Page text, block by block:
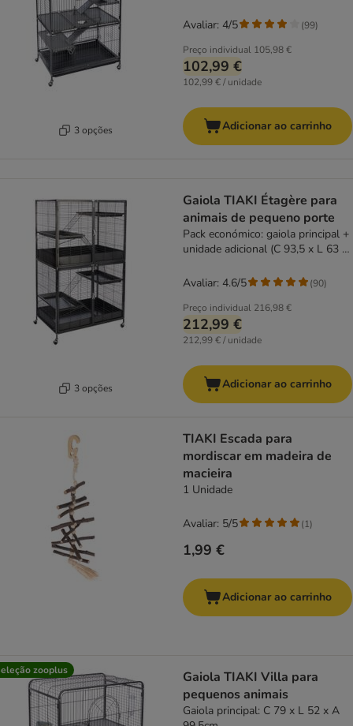
3 opções
Preço individual 105,98 €
102,99 €
102,99 € / unidade
Avaliar: 4/5 (99)
Adicionar ao carrinho
3 opções
Gaiola TIAKI Étagère para
animais de pequeno porte
Pack económico: gaiola principal +
unidade adicional (C 93,5 x L 63 x
Preço individual 216,98 €
212,99 €
212,99 € / unidade
Avaliar: 4.6/5 (90)
Adicionar ao carrinho
TIAKI Escada para
mordiscar em madeira de
macieira
1 Unidade
1,99 €
Avaliar: 5/5 (1)
Adicionar ao carrinho
zooplus
Gaiola TIAKI Villa para
pequenos animais
Gaiola principal: C 79 x L 52 x A